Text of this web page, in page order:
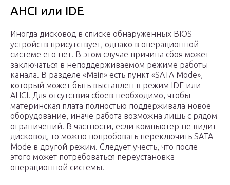
AHCI или IDE
Иногда дисковод в списке обнаруженных BIOS
устройств присутствует, однако в операционной
системе его нет. В этом случае причина сбоя может
заключаться в неподдерживаемом режиме работы
канала. В разделе «Main» есть пункт «SATA Mode»,
который может быть выставлен в режим IDE или
AHCI. Для отсутствия сбоев необходимо, чтобы
материнская плата полностью поддерживала новое
оборудование, иначе работа возможна лишь с рядом
ограничений. В частности, если компьютер не видит
дисковод, то можно попробовать переключить SATA
Mode в другой режим. Следует учесть, что после
этого может потребоваться переустановка
операционной системы.